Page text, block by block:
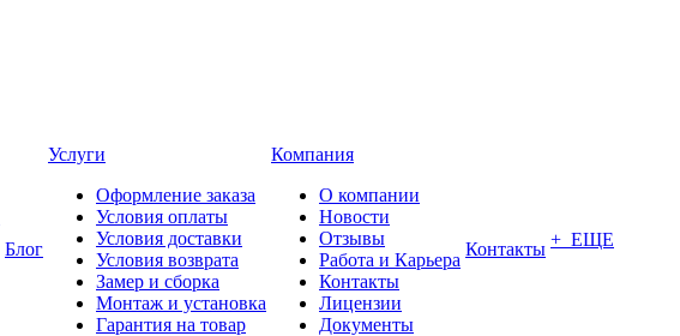
Блог
Услуги
Оформление заказа
Условия оплаты
Условия доставки
Условия возврата
Замер и сборка
Монтаж и установка
Гарантия на товар
Компания
О компании
Новости
Отзывы
Работа и Карьера
Контакты
Лицензии
Документы
Контакты + ЕЩЕ